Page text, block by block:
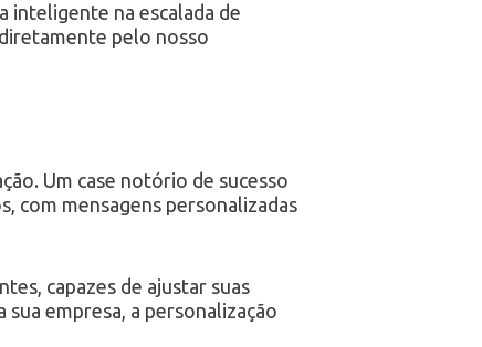
inteligente na escalada de
pelo nosso
Um case notório de sucesso
com mensagens personalizadas
capazes de ajustar suas
empresa, a personalização